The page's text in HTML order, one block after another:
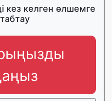
кез келген өлшемге